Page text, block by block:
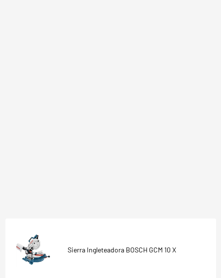
Sierra Ingleteadora BOSCH GCM 10 X